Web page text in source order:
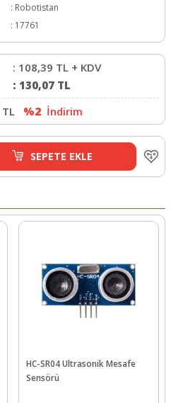
: Robotistan
: 17761
: 108,39 TL + KDV
: 130,07 TL
TL %2 İndirim
SEPETE EKLE
HC-SR04 Ultrasonik Mesafe
Sensörü